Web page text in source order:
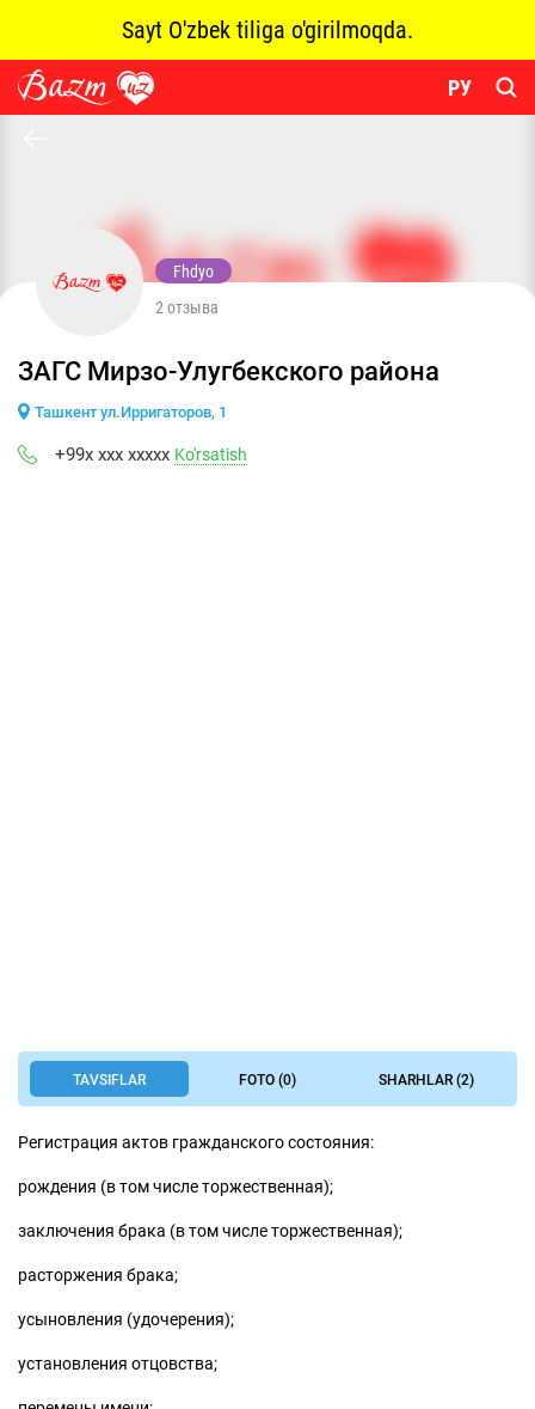
Sayt O'zbek tiliga o'girilmoqda.
РУ
Fhdyo
2 отзыва
ЗАГС Мирзо-Улугбекского района
Ташкент ул.Ирригаторов, 1
+99x xxx xxxxx Ko'rsatish
TAVSIFLAR FOTO (0) SHARHLAR (2)
Регистрация актов гражданского состояния:
рождения (в том числе торжественная);
заключения брака (в том числе торжественная);
расторжения брака;
усыновления (удочерения);
установления отцовства;